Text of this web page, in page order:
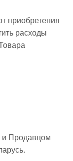
приобретения
расходы
и Продавцом